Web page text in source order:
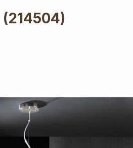
(214504)